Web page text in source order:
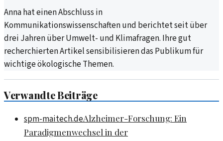
Anna hat einen Abschluss in
Kommunikationswissenschaften und berichtet seit über
drei Jahren über Umwelt- und Klimafragen. Ihre gut
recherchierten Artikel sensibilisieren das Publikum für
wichtige ökologische Themen.
Verwandte Beiträge
spm-maitech.deAlzheimer-Forschung: Ein
Paradigmenwechsel in der